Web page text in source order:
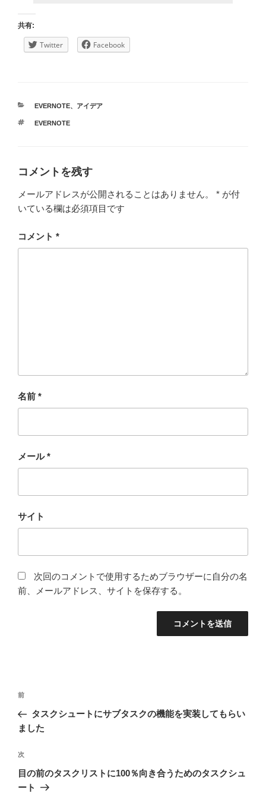
共有:
Twitter Facebook
カ
ゴ
EVERNOTE、 アイデア
タ
EVERNOTE
コメントを残す
メールアドレスが公開されることはありません。 * が付
いている欄は必須項目です
コメント *
名前 *
メール*
サイト
次回のコメントで使用するためブラウザーに自分の名
前、メールアドレス、サイトを保存する。
投
ナ
ゲ
ー
シ
前
の
投
前
タスクシュートにサブタスクの機能を実装してもらい
ました
次
の
次
目の前のタスクリストに100％向き合うためのタスクシュ
ート